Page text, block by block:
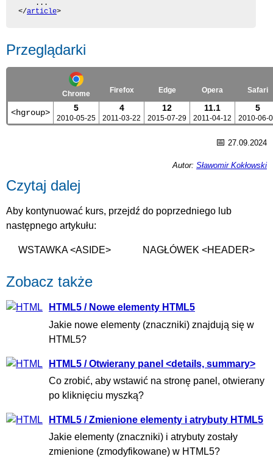
</article>
Przeglądarki
Chrome Firefox Edge Opera Safari
<hgroup> 5
2010-05-25
4
2011-03-22
12
2015-07-29
11.1
2011-04-12
5
2010-06-
📅 27.09.2024
Autor: Sławomir Kokłowski
Czytaj dalej
Aby kontynuować kurs, przejdź do poprzedniego lub
następnego artykułu:
WSTAWKA <ASIDE> NAGŁÓWEK <HEADER>
Zobacz także
HTML5 / Nowe elementy HTML5
Jakie nowe elementy (znaczniki) znajdują się w
HTML5?
HTML5 / Otwierany panel <details, summary>
Co zrobić, aby wstawić na stronę panel, otwierany
po kliknięciu myszką?
HTML5 / Zmienione elementy i atrybuty HTML5
Jakie elementy (znaczniki) i atrybuty zostały
zmienione (zmodyfikowane) w HTML5?